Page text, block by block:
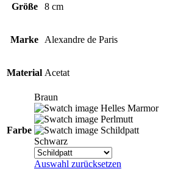
Größe 8 cm
Marke Alexandre de Paris
Material Acetat
Farbe
Braun
Helles Marmor
Perlmutt
Schildpatt
Schwarz
Auswahl zurücksetzen